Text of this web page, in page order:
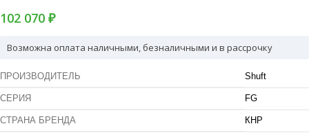
102 070 ₽
Возможна оплата наличными, безналичными и в рассрочку
ПРОИЗВОДИТЕЛЬ Shuft
СЕРИЯ FG
СТРАНА БРЕНДА КНР